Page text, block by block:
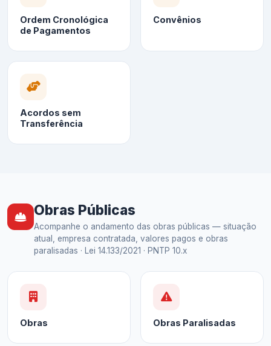
Ordem Cronológica
de Pagamentos
Convênios
Acordos sem
Transferência
Obras Públicas
Acompanhe o andamento das obras públicas — situação
atual, empresa contratada, valores pagos e obras
paralisadas · Lei 14.133/2021 · PNTP 10.x
Obras Obras Paralisadas